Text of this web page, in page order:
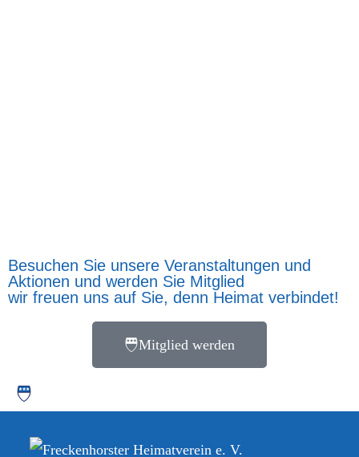
Besuchen Sie unsere Veranstaltungen und
Aktionen und werden Sie Mitglied
wir freuen uns auf Sie, denn Heimat verbindet!
Mitglied werden